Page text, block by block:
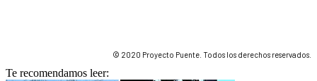
© 2020 Proyecto Puente. Todos los derechos reservados.
Te recomendamos leer: